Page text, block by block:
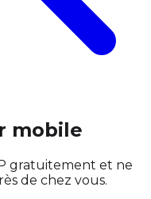
mobile
gratuitement et ne
de chez vous.